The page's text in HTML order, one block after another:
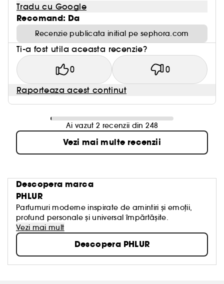
Tradu cu Google
Recomand: Da
Recenzie publicata initial pe sephora.com
Ti-a fost utila aceasta recenzie?
0 0
Raporteaza acest continut
Ai vazut 2 recenzii din 248
Vezi mai multe recenzii
Descopera marca
PHLUR
Parfumuri moderne inspirate de amintiri și emoții,
profund personale și universal împărtășite.
Vezi mai mult
Descopera PHLUR